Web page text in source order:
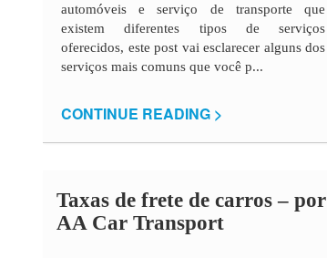
automóveis e serviço de transporte que
existem diferentes tipos de serviços
oferecidos, este post vai esclarecer alguns dos
serviços mais comuns que você p...
CONTINUE READING >
Taxas de frete de carros – por
AA Car Transport